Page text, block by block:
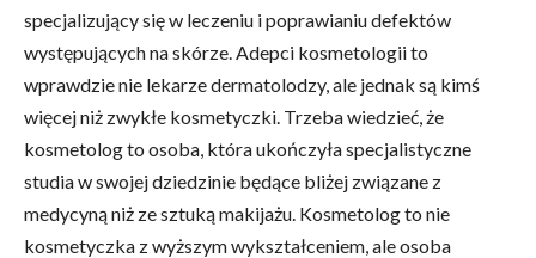
specjalizujący się w leczeniu i poprawianiu defektów
występujących na skórze. Adepci kosmetologii to
wprawdzie nie lekarze dermatolodzy, ale jednak są kimś
więcej niż zwykłe kosmetyczki. Trzeba wiedzieć, że
kosmetolog to osoba, która ukończyła specjalistyczne
studia w swojej dziedzinie będące bliżej związane z
medycyną niż ze sztuką makijażu. Kosmetolog to nie
kosmetyczka z wyższym wykształceniem, ale osoba